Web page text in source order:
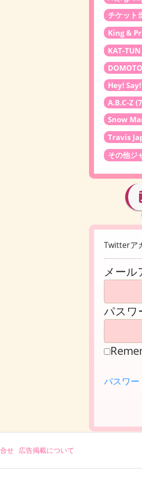
チケット
King &
KAT-TUN
DOMOTO
Hey!
A.B.C-Z
Snow
Travis
その他ジ
Twitterア
メー
パスワ
パスワー
せ 広告掲載について